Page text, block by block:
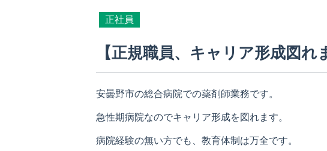
正社員
【正規職員、キャリア形成図
安曇野市の総合病院での薬剤師業務です。
急性期病院なのでキャリア形成を図れます。
病院経験の無い方でも、教育体制は万全です。